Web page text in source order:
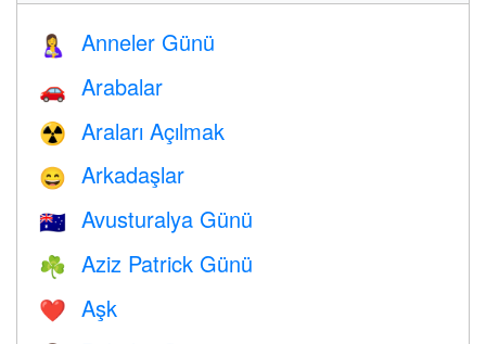
🤱 Anneler Günü
🚗 Arabalar
☢️ Araları Açılmak
😄 Arkadaşlar
🇦🇺 Avusturalya Günü
☘️ Aziz Patrick Günü
❤️️ Aşk